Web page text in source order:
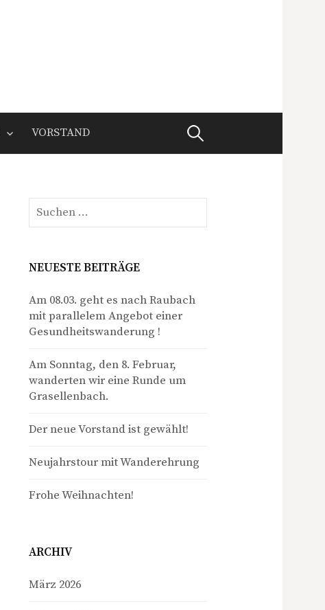
VORSTAND Suche
Suche
nach:
NEUESTE BEITRÄGE
Am 08.03. geht es nach Raubach
mit parallelem Angebot einer
Gesundheitswanderung !
Am Sonntag, den 8. Februar,
wanderten wir eine Runde um
Grasellenbach.
Der neue Vorstand ist gewählt!
Neujahrstour mit Wanderehrung
Frohe Weihnachten!
ARCHIV
März 2026